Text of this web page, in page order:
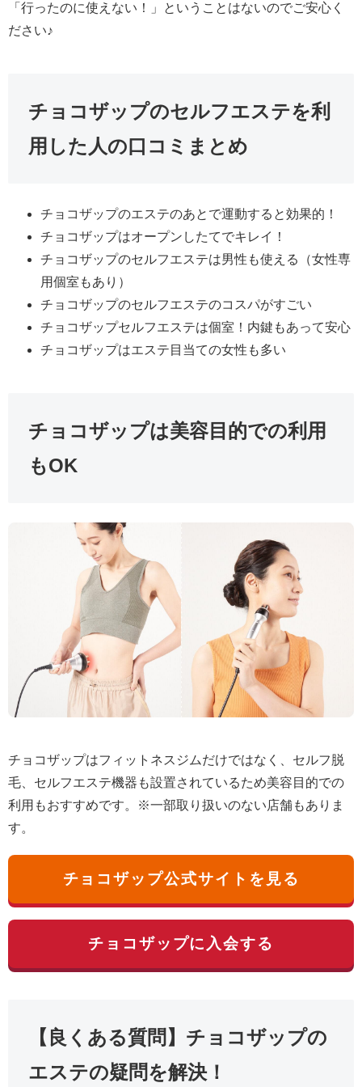
「行ったのに使えない！」ということはないのでご安心く
ださい♪
チョコザップのセルフエステを利
用した人の口コミまとめ
チョコザップのエステのあとで運動すると効果的！
チョコザップはオープンしたてでキレイ！
チョコザップのセルフエステは男性も使える（女性専
用個室もあり）
チョコザップのセルフエステのコスパがすごい
チョコザップセルフエステは個室！内鍵もあって安心
チョコザップはエステ目当ての女性も多い
チョコザップは美容目的での利用
もOK
チョコザップはフィットネスジムだけではなく、セルフ脱
毛、セルフエステ機器も設置されているため美容目的での
利用もおすすめです。※一部取り扱いのない店舗もありま
す。
チョコザップ公式サイトを見る
チョコザップに入会する
【良くある質問】チョコザップの
エステの疑問を解決！